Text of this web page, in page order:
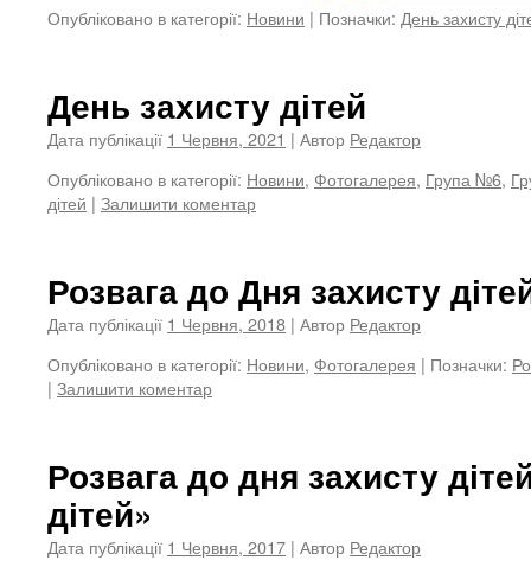
Опубліковано в категорії: Новини | Позначки: День захисту
День захисту дітей
Дата публікації 1 Червня, 2021 | Автор Редактор
Опубліковано в категорії: Новини, Фотогалерея, Група №6,
дітей | Залишити коментар
Розвага до Дня захисту
Дата публікації 1 Червня, 2018 | Автор Редактор
Опубліковано в категорії: Новини, Фотогалерея | Позначки:
| Залишити коментар
Розвага до дня захисту
дітей»
Дата публікації 1 Червня, 2017 | Автор Редактор